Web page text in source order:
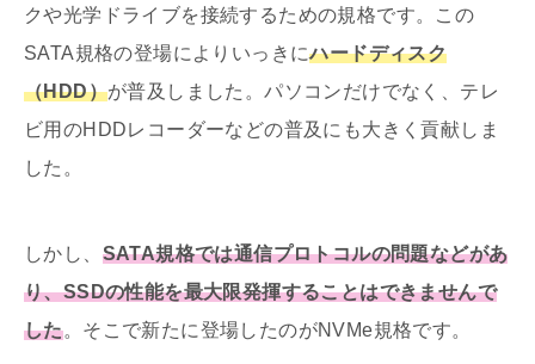
クや光学ドライブを接続するための規格です。この
SATA規格の登場によりいっきにハードディスク
（HDD）が普及しました。パソコンだけでなく、テレ
ビ用のHDDレコーダーなどの普及にも大きく貢献しま
した。
しかし、 SATA規格では通信プロトコルの問題などがあ
り、SSDの性能を最大限発揮することはできませんで
した。そこで新たに登場したのがNVMe規格です。